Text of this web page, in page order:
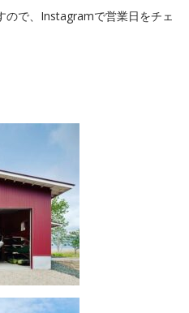
ので、Instagramで営業日をチェ